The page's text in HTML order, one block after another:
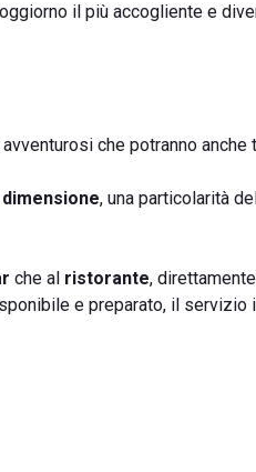
il più accogliente e
che potranno
, una particolarità
che al ristorante,
e preparato, il servizio